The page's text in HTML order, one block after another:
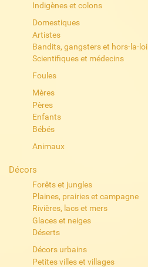
Indigènes et colons
Domestiques
Artistes
Bandits, gangsters et hors-la-loi
Scientifiques et médecins
Foules
Mères
Pères
Enfants
Bébés
Animaux
Décors
Forêts et jungles
Plaines, prairies et campagne
Rivières, lacs et mers
Glaces et neiges
Déserts
Décors urbains
Petites villes et villages